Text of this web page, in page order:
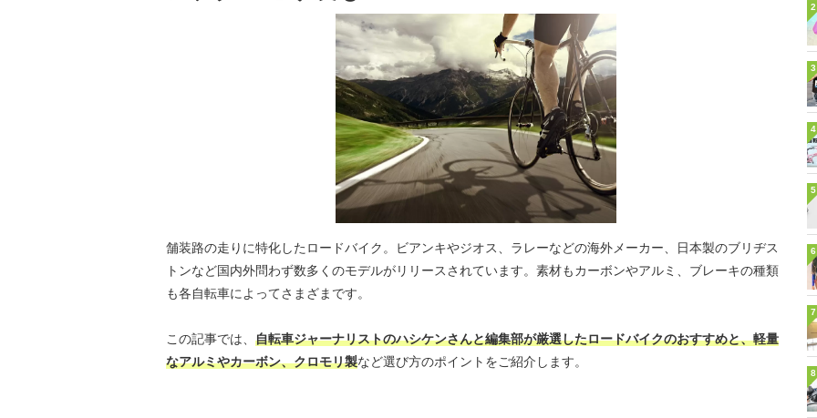
舗装路の走りに特化したロードバイク。ビアンキやジオス、ラレーなどの海外メーカー、日本製のブリヂス
トンなど国内外問わず数多くのモデルがリリースされています。素材もカーボンやアルミ、ブレーキの種類
も各自転車によってさまざまです。
この記事では、 自転車ジャーナリストのハシケンさんと編集部が厳選したロードバイクのおすすめと、軽量
なアルミやカーボン、クロモリ製など選び方のポイントをご紹介します。
2
3
4
5
6
7
8